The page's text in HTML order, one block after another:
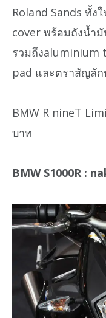
Roland Sands ทั้
cover พร้อมถังน้ำ
รวมถึงaluminium
pad และตราสัญลั
BMW R nineT
บาท
BMW S1000R :